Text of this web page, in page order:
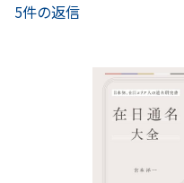
5件の返信